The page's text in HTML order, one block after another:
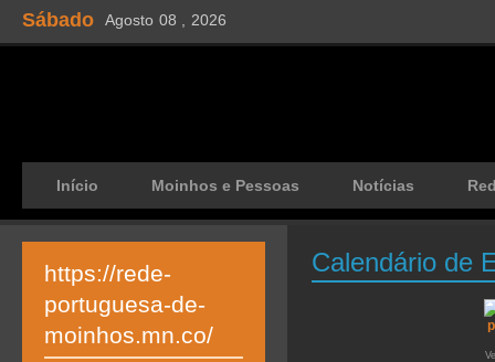
Sábado Agosto 08 , 2026
Início Moinhos e Pessoas Notícias
Calendário de
https://rede-
portuguesa-de-
moinhos.mn.co/